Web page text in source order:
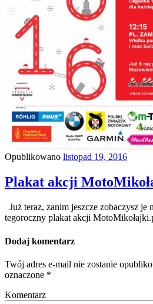
Opublikowano listopad 19, 2016
Plakat akcji
Już teraz, zanim jeszcze zobaczysz je
tegoroczny plakat akcji
Dodaj komentarz
Twój adres e-mail nie zostanie
oznaczone *
Komentarz